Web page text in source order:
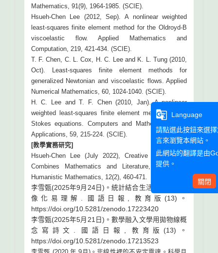
Mathematics, 91(9), 1964-1985. (SCIE).
Hsueh-Chen Lee (2012, Sep). A nonlinear weighted
least-squares finite element method for the Oldroyd-B
viscoelastic flow. Applied Mathematics and
Computation, 219, 421-434. (SCIE).
T. F. Chen, C. L. Cox, H. C. Lee and K. L. Tung (2010,
Oct). Least-squares finite element methods for
generalized Newtonian and viscoelastic flows. Applied
Numerical Mathematics, 60, 1024-1040. (SCIE).
H. C. Lee and T. F. Chen (2010, Jan). A nonlinear
weighted least-squares finite element method for the
Stokes equations. Computers and Mathematics with
Applications, 59, 215-224. (SCIE).
[教學實務研究]
Hsueh-Chen Lee (July 2022), Creative Writing that
Combines Mathematics and Literature, Journal of
Humanistic Mathematics, 12(2), 460-471.
李雪甄(2025年9月24日)。統計結合生活議題數據圖
像化易理解. 國語日報, 教育版(13)。
https://doi.org/10.5281/zenodo.17223420
李雪甄(2025年5月21日)。數學融入文學用拋物線概
念寫詩文. 國語日報, 教育版(13)。
https://doi.org/10.5281/zenodo.17213523
g_translate
Language
請點選此按鈕來選
言來瀏覽本網站。
此網站的翻譯是由
提供。
關閉